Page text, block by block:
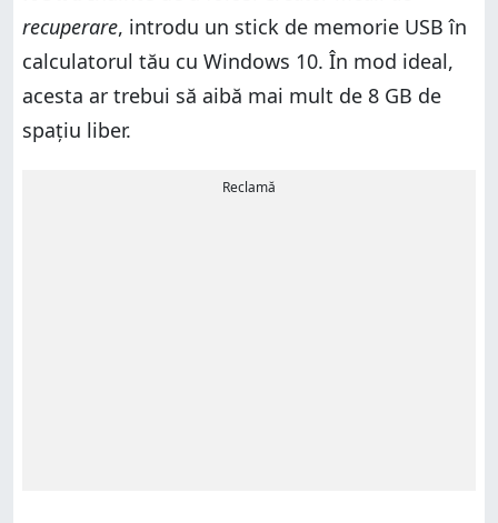
recuperare, introdu un stick de memorie USB în
calculatorul tău cu Windows 10. În mod ideal,
acesta ar trebui să aibă mai mult de 8 GB de
spațiu liber.
Reclamă